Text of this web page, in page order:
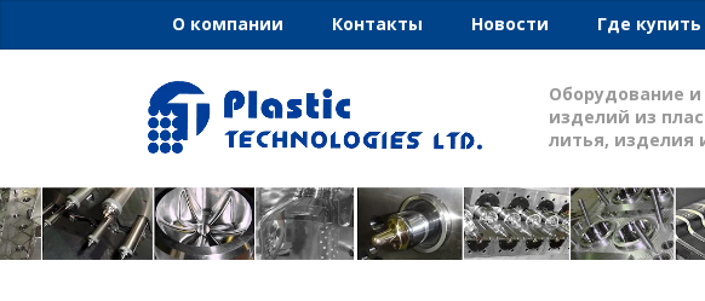
О компании Контакты Новости Где купить
Оборудование
изделий из
литья, изделия